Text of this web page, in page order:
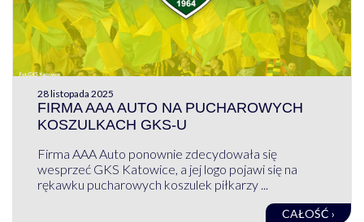
28 listopada 2025
FIRMA AAA AUTO NA PUCHAROWYCH
KOSZULKACH GKS-U
Firma AAA Auto ponownie zdecydowała się
wesprzeć GKS Katowice, a jej logo pojawi się na
rękawku pucharowych koszulek piłkarzy ...
CAŁOŚĆ ›